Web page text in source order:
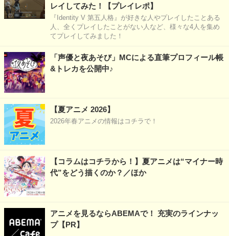
レイしてみた！【プレイレポ】
『Identity V 第五人格』が好きな人やプレイしたことある
人、全くプレイしたことがない人など、様々な4人を集め
てプレイしてみました！
「声優と夜あそび」MCによる直筆プロフィール帳
&トレカを公開中♪
【夏アニメ 2026】
2026年春アニメの情報はコチラで！
【コラムはコチラから！】夏アニメは“マイナー時
代”をどう描くのか？／ほか
アニメを見るならABEMAで！ 充実のラインナッ
プ【PR】